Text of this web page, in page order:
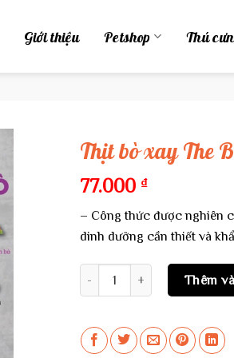
Giới thiệu Petshop Thú
Thịt bò xay The
77.000 ₫
– Công thức được nghiên
dinh dưỡng cần thiết và
Thịt bò xay The Boss cho chó
Thêm